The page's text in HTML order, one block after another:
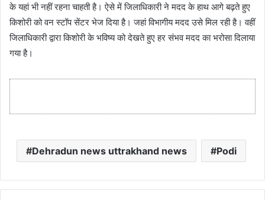
के यहां भी नहीं रहना चाहती है। ऐसे में जिलाधिकारी ने मदद के हाथ आगे बढ़ते हुए
किशोरी को वन स्टॉप सेंटर भेज दिया है। जहां विभागीय मदद उसे मिल रही है। वहीं
जिलाधिकारी द्वारा किशोरी के भविष्य को देखते हुए हर संभव मदद का भरोसा दिलाया
गया है।
Dehradun news uttrakhand news Podi